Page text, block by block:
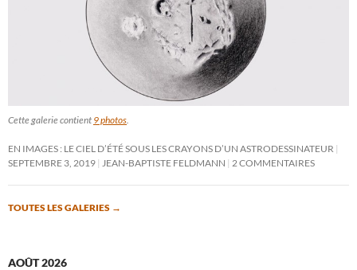
Cette galerie contient 9 photos
EN IMAGES : LE CIEL D’ÉTÉ SOUS LES CRAYONS D’UN ASTRODESSINATEUR
SEPTEMBRE 3, 2019
JEAN-BAPTISTE FELDMANN 2 COMMENTAIRES
TOUTES LES GALERIES →
AOÛT 2026